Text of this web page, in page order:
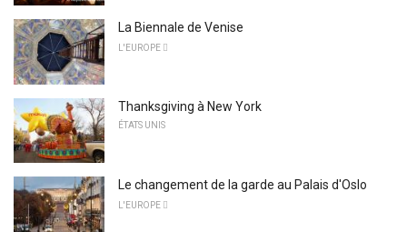
La Biennale de Venise
L'EUROPE 
Thanksgiving à New York
ÉTATS UNIS
Le changement de la garde au Palais d'Oslo
L'EUROPE 